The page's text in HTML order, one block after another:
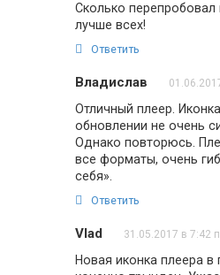
Сколько перепробовал
лучше всех!
Ответить
Владислав
Отличный плеер.
обновлении не очень
Однако повторюсь.
все форматы, очень
себя».
Ответить
Vlad 31.05.2017 в 7:42
Новая иконка плеера в